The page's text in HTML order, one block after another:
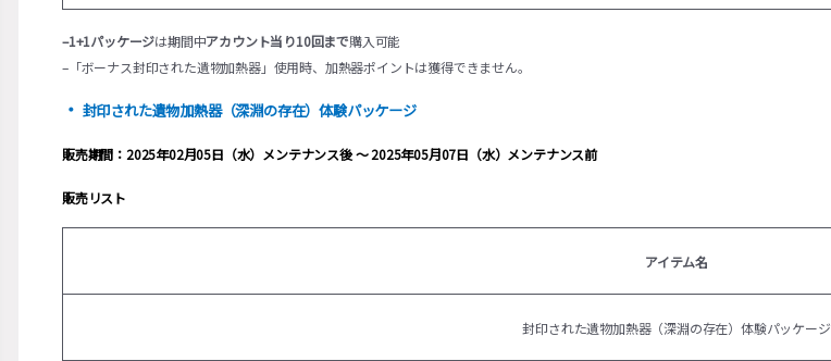
–1+1パッケージは期間中アカウント当り10回まで購入可能
–「ボーナス封印された遺物加熱器」使用時、加熱器ポイントは獲得できません。
・ 封印された遺物加熱器（深淵の存在）体験パッケージ
販売期間：2025年02月05日（水）メンテナンス後 ～ 2025年05月07日（水）メンテナンス前
販売リスト
アイテム名
封印された遺物加熱器（深淵の存在）体験パッケージ